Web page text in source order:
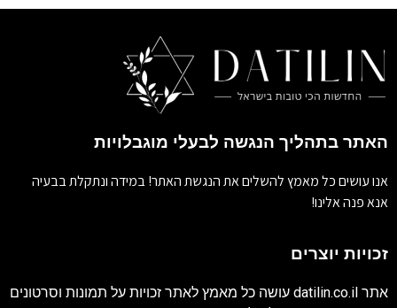
האתר בתהליך הנגשה לבעלי מוגבלויות
אנו עושים כל מאמץ להשלים את הנגשת האתר! במידה ונתקלת בבעיה
אנא פנה אלינו!
זכויות יוצרים
אתר datilin.co.il עושה כל מאמץ לאתר זכויות על תמונות וסרטונים